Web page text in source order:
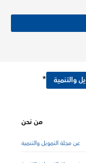
والتنمية *
من نحن
عن مجلة التمويل والتنمية